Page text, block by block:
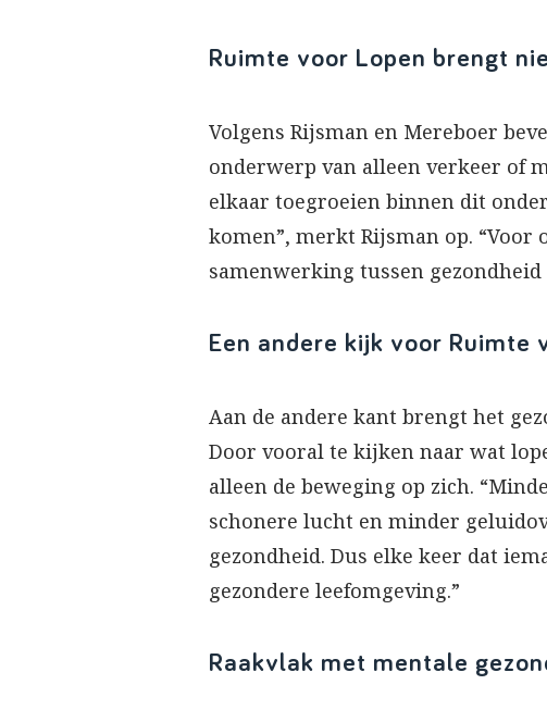
Ruimte voor Lopen brengt
Volgens Rijsman en Mereboer
onderwerp van alleen verkeer of
elkaar toegroeien binnen dit
komen”, merkt Rijsman op. “Voor
samenwerking tussen
Een andere kijk voor Ruimte
Aan de andere kant brengt het
Door vooral te kijken naar wat
alleen de beweging op zich.
schonere lucht en minder
gezondheid. Dus elke keer dat
gezondere leefomgeving.”
Raakvlak met mentale